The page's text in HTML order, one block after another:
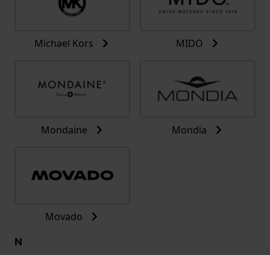
Michael Kors MIDO
Mondaine Mondia
Movado
N